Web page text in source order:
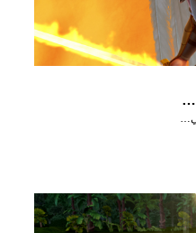
ميخائيل يُحارب لوسيفر أثناء التمرّد في السماء.
ميخائيل يُحارب لوسيفر أثناء التمرّد في السماء.